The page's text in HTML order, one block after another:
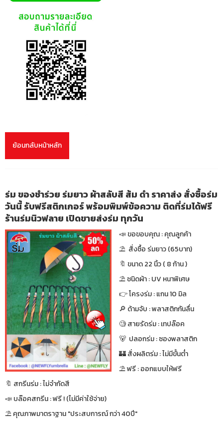
ย้อนกลับหน้าหลัก
ร่ม ของชำร่วย ร่มยาว ผ้าสลับสี ส้ม ดำ ราคาส่ง สั่งซื้อร่ม
วันนี้ รับฟรีสติกเกอร์ พร้อมพิมพ์ข้อความ ติดที่ร่มได้ฟรี
ร้านร่มนิวฟลาย เปิดขายส่งร่ม ทุกวัน
📣 ขอขอบคุณ : คุณลูกค้า
⛱ สั่งซื้อ ร่มยาว (65บาท)
🔖 ขนาด 22 นิ้ว ( 8 ก้าน )
⛱ ชนิดผ้า : UV หนาพิเศษ
👉 โครงร่ม : แกน 10 มิล
🔎 ด้ามจับ : พลาสติกกันลื่น
🧐 สายรัดร่ม : เทปล๊อค
🐻 ปลอกร่ม : ซองพลาสติก
🏰 สั่งผลิตร่ม : ไม่มีขั้นต่ำ
⛱ ฟรี : ออกแบบให้ฟรี
🔖 สกรีนร่ม : ไม่จำกัดสี
📣 บล๊อคสกรีน : ฟรี ! (ไม่มีค่าใช้จ่าย)
⛱ คุณภาพมาตราฐาน "ประสบการณ์ กว่า 40ปี"